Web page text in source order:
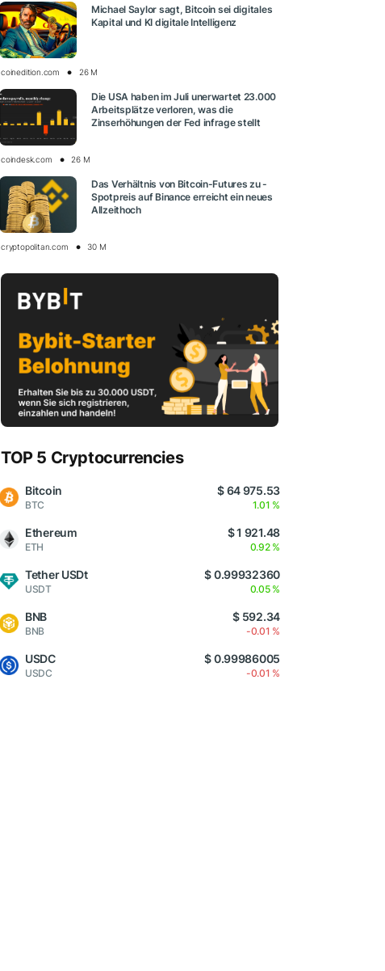
Michael Saylor sagt, Bitcoin sei digitales
Kapital und KI digitale Intelligenz
coinedition.com 26 M
Die USA haben im Juli unerwartet 23.000
Arbeitsplätze verloren, was die
Zinserhöhungen der Fed infrage stellt
coindesk.com 26 M
Das Verhältnis von Bitcoin-Futures zu -
Spotpreis auf Binance erreicht ein neues
Allzeithoch
cryptopolitan.com 30 M
TOP 5 Cryptocurrencies
Bitcoin
BTC
$ 64 975.53
1.01 %
Ethereum
ETH
$ 1 921.48
0.92 %
Tether USDt
USDT
$ 0.99932360
0.05 %
BNB
BNB
$ 592.34
-0.01 %
USDC
USDC
$ 0.99986005
-0.01 %